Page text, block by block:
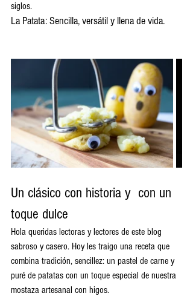
siglos.
La Patata: Sencilla, versátil y llena de vida.
Un clásico con historia y  con un
toque dulce
Hola queridas lectoras y lectores de este blog
sabroso y casero. Hoy les traigo una receta que
combina tradición, sencillez: un pastel de carne y
puré de patatas con un toque especial de nuestra
mostaza artesanal con higos.